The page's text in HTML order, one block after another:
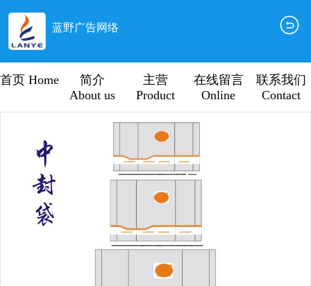
蓝野广告网络
首页 Home
简介
About us
主营
Product
在线留言
Online
联系我们
Contact